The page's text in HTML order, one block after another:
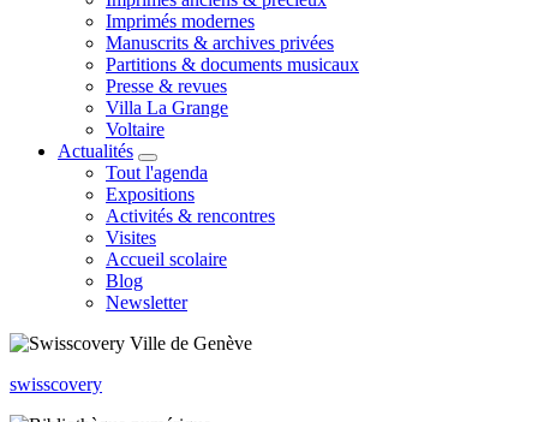
Imprimés modernes
Manuscrits & archives privées
Partitions & documents musicaux
Presse & revues
Villa La Grange
Voltaire
Actualités
Tout l'agenda
Expositions
Activités & rencontres
Visites
Accueil scolaire
Blog
Newsletter
swisscovery